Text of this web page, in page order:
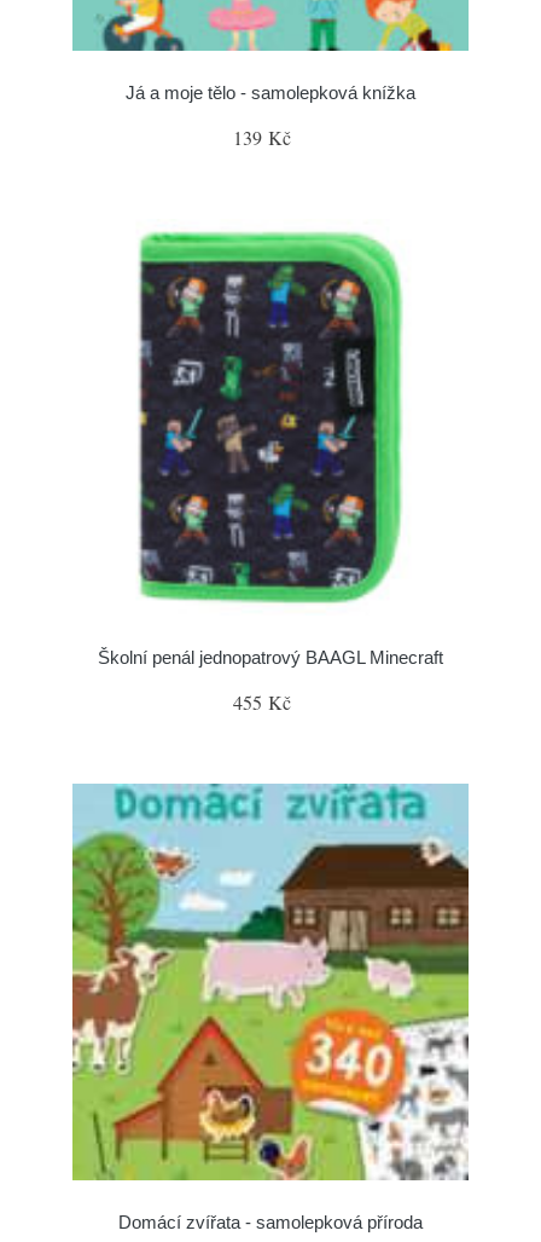
Já a moje tělo - samolepková knížka
139 Kč
Školní penál jednopatrový BAAGL Minecraft
455 Kč
Domácí zvířata - samolepková příroda